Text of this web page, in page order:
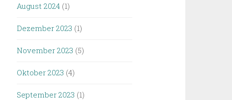
August 2024 (1)
Dezember 2023 (1)
November 2023 (5)
Oktober 2023 (4)
September 2023 (1)